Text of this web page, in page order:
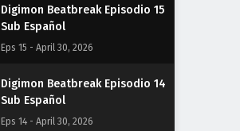
Digimon Beatbreak Episodio 15
Sub Español
Eps 15 - April 30, 2026
Digimon Beatbreak Episodio 14
Sub Español
Eps 14 - April 30, 2026